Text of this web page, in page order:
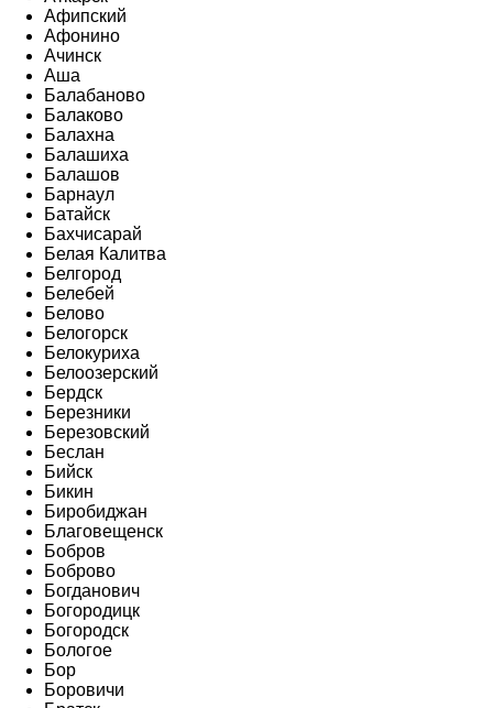
Афипский
Афонино
Ачинск
Аша
Балабаново
Балаково
Балахна
Балашиха
Балашов
Барнаул
Батайск
Бахчисарай
Белая Калитва
Белгород
Белебей
Белово
Белогорск
Белокуриха
Белоозерский
Бердск
Березники
Березовский
Беслан
Бийск
Бикин
Биробиджан
Благовещенск
Бобров
Боброво
Богданович
Богородицк
Богородск
Бологое
Бор
Боровичи